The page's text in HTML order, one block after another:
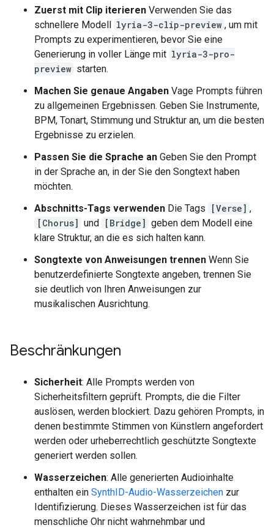
Zuerst mit Clip iterieren Verwenden Sie das
schnellere Modell lyria-3-clip-preview , um mit
Prompts zu experimentieren, bevor Sie eine
Generierung in voller Länge mit lyria-3-pro-
preview starten.
Machen Sie genaue Angaben Vage Prompts führen
zu allgemeinen Ergebnissen. Geben Sie Instrumente,
BPM, Tonart, Stimmung und Struktur an, um die besten
Ergebnisse zu erzielen.
Passen Sie die Sprache an Geben Sie den Prompt
in der Sprache an, in der Sie den Songtext haben
möchten.
Abschnitts-Tags verwenden Die Tags [Verse] ,
[Chorus] und [Bridge] geben dem Modell eine
klare Struktur, an die es sich halten kann.
Songtexte von Anweisungen trennen Wenn Sie
benutzerdefinierte Songtexte angeben, trennen Sie
sie deutlich von Ihren Anweisungen zur
musikalischen Ausrichtung.
Beschränkungen
Sicherheit: Alle Prompts werden von
Sicherheitsfiltern geprüft. Prompts, die die Filter
auslösen, werden blockiert. Dazu gehören Prompts, in
denen bestimmte Stimmen von Künstlern angefordert
werden oder urheberrechtlich geschützte Songtexte
generiert werden sollen.
Wasserzeichen: Alle generierten Audioinhalte
enthalten ein SynthID-Audio-Wasserzeichen zur
Identifizierung. Dieses Wasserzeichen ist für das
menschliche Ohr nicht wahrnehmbar und